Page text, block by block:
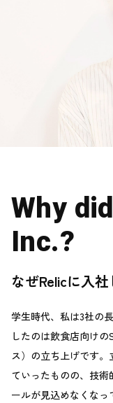
Why
Inc.?
なぜRelicに入
学生時代、私は3社の
したのは飲食店向け
ス）の立ち上げです
ていったものの、技
ールが見込めなくな